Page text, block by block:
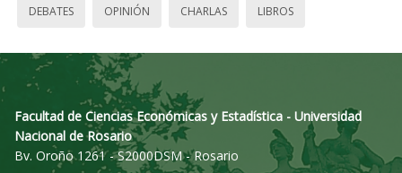
DEBATES OPINIÓN CHARLAS LIBROS
Facultad de Ciencias Económicas y Estadística - Universidad
Nacional de Rosario
Bv. Oroño 1261 - S2000DSM - Rosario